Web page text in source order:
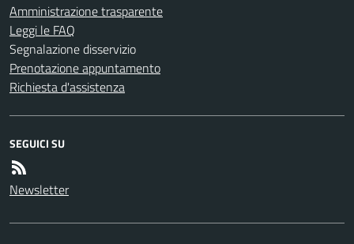
Amministrazione trasparente
Leggi le FAQ
Segnalazione disservizio
Prenotazione appuntamento
Richiesta d'assistenza
SEGUICI SU
Newsletter